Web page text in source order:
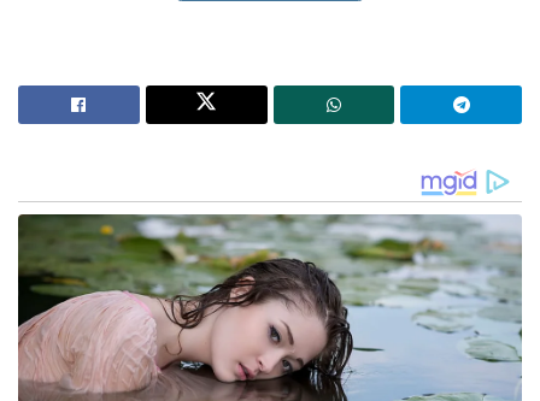
കോമൺവെൽത്ത് ഗെയിംസ് പതാക ഏറ്റുവാങ്ങി
ഗ്ലാസ്‌ഗോയിൽ ഇന്ത്യൻ ബോക്സിങ് കരുത്ത്:
പ്രിയക്കും സാക്ഷിക്കും അരുന്ധതിക്കും സ്വർണം;
ലവ്‌ലിനയ്ക്ക് വെള്ളി
“നീ പരാജയങ്ങളെ ഭയപ്പെടരുത്, വിമർശനങ്ങൾ കണ്ട്
ഒരിക്കലും വിഷമിക്കുകയും ചെയ്യരുത്. നീ പോയി
ഓപ്പൺ ചെയ്യ്!” – ധോണി രോഹിത്തിനോട് പറഞ്ഞു.